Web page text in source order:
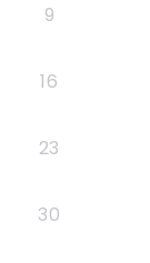
9
16
23
30